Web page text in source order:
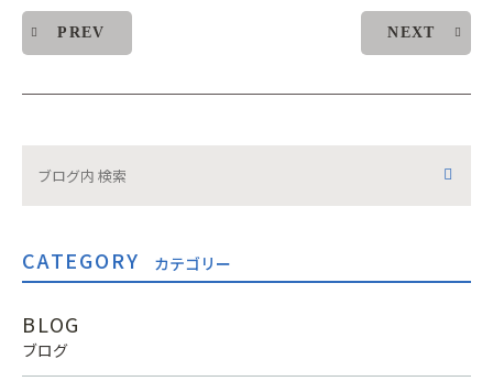
PREV NEXT
CATEGORY カテゴリー
BLOG
ブログ